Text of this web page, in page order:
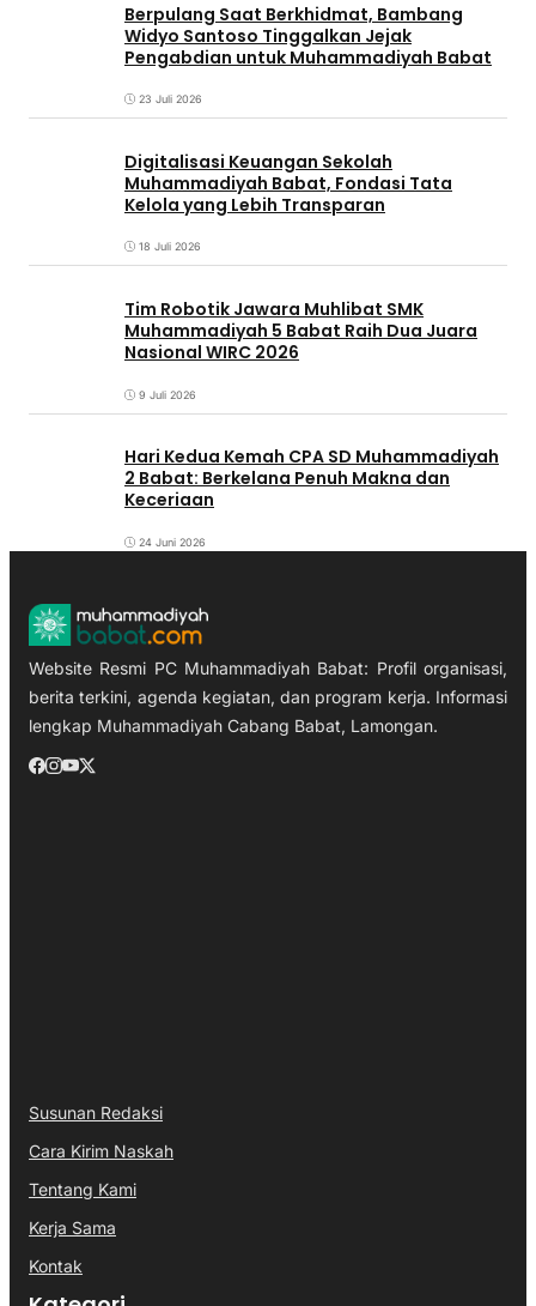
Berpulang Saat Berkhidmat, Bambang
Widyo Santoso Tinggalkan Jejak
Pengabdian untuk Muhammadiyah Babat
23 Juli 2026
Digitalisasi Keuangan Sekolah
Muhammadiyah Babat, Fondasi Tata
Kelola yang Lebih Transparan
18 Juli 2026
Tim Robotik Jawara Muhlibat SMK
Muhammadiyah 5 Babat Raih Dua Juara
Nasional WIRC 2026
9 Juli 2026
‎Hari Kedua Kemah CPA SD Muhammadiyah
2 Babat: Berkelana Penuh Makna dan
Keceriaan
24 Juni 2026
Website Resmi PC Muhammadiyah Babat: Profil organisasi,
berita terkini, agenda kegiatan, dan program kerja. Informasi
lengkap Muhammadiyah Cabang Babat, Lamongan.
Susunan Redaksi
Cara Kirim Naskah
Tentang Kami
Kerja Sama
Kontak